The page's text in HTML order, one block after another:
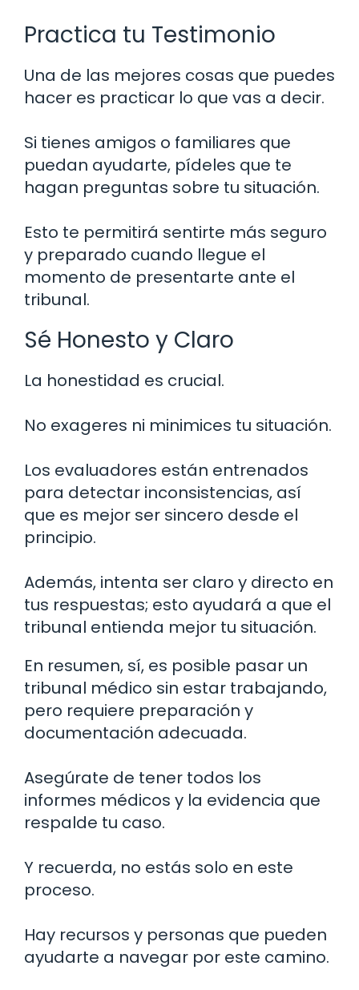
Practica tu Testimonio
Una de las mejores cosas que puedes
hacer es practicar lo que vas a decir.
Si tienes amigos o familiares que
puedan ayudarte, pídeles que te
hagan preguntas sobre tu situación.
Esto te permitirá sentirte más seguro
y preparado cuando llegue el
momento de presentarte ante el
tribunal.
Sé Honesto y Claro
La honestidad es crucial.
No exageres ni minimices tu situación.
Los evaluadores están entrenados
para detectar inconsistencias, así
que es mejor ser sincero desde el
principio.
Además, intenta ser claro y directo en
tus respuestas; esto ayudará a que el
tribunal entienda mejor tu situación.
En resumen, sí, es posible pasar un
tribunal médico sin estar trabajando,
pero requiere preparación y
documentación adecuada.
Asegúrate de tener todos los
informes médicos y la evidencia que
respalde tu caso.
Y recuerda, no estás solo en este
proceso.
Hay recursos y personas que pueden
ayudarte a navegar por este camino.